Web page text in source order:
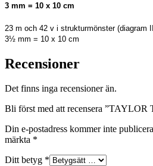
3 mm = 10 x 10 cm
23 m och 42 v i strukturmönster (diagram
3½ mm = 10 x 10 cm
Recensioner
Det finns inga recensioner än.
Bli först med att recensera ”TAYLOR
Din e-postadress kommer inte
märkta *
Ditt betyg *